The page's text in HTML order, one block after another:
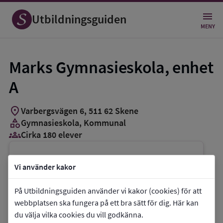
Vi använder kakor
På Utbildningsguiden använder vi kakor (cookies) för att
webbplatsen ska fungera på ett bra sätt för dig. Här kan
du välja vilka cookies du vill godkänna.
Utbildningsguiden MENY
Marks Gymnasieskola, enhet
A
location_onVarbergsvägen 6, 511 62 Skene
categoryGymnasieskola, Kommunal
groups_3Cirka 180 elever
Vill du kontakta skolan?
phoneTelefon:0320-217370
mailE-post:MarksGymnasieskola@mark.se
link Webbplats: Marks Gymnasieskola, enhet A